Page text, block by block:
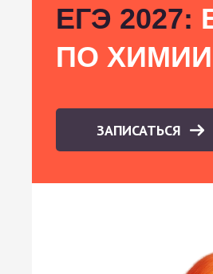
ЕГЭ 2027:
ПО ХИМИИ
ЗАПИСАТЬСЯ